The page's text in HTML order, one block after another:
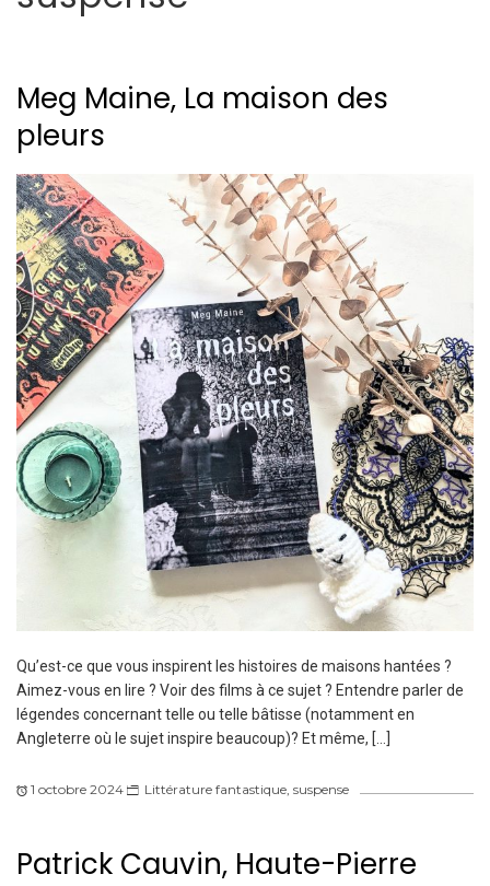
Meg Maine, La maison des
pleurs
Qu’est-ce que vous inspirent les histoires de maisons hantées ?
Aimez-vous en lire ? Voir des films à ce sujet ? Entendre parler de
légendes concernant telle ou telle bâtisse (notamment en
Angleterre où le sujet inspire beaucoup)? Et même, […]
1 octobre 2024 Littérature fantastique suspense
Patrick Cauvin, Haute-Pierre